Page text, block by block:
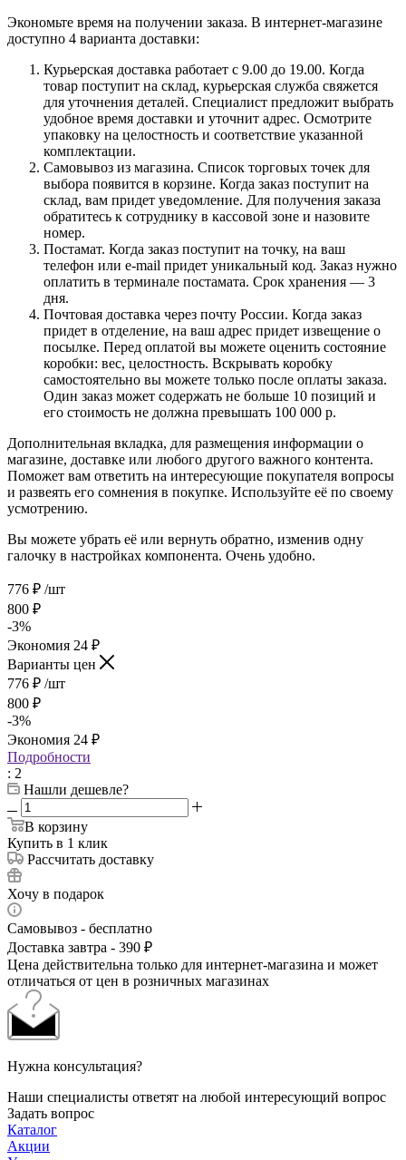
Экономьте время на получении заказа. В интернет-магазине
доступно 4 варианта доставки:
Курьерская доставка работает с 9.00 до 19.00. Когда
товар поступит на склад, курьерская служба свяжется
для уточнения деталей. Специалист предложит выбрать
удобное время доставки и уточнит адрес. Осмотрите
упаковку на целостность и соответствие указанной
комплектации.
Самовывоз из магазина. Список торговых точек для
выбора появится в корзине. Когда заказ поступит на
склад, вам придет уведомление. Для получения заказа
обратитесь к сотруднику в кассовой зоне и назовите
номер.
Постамат. Когда заказ поступит на точку, на ваш
телефон или e-mail придет уникальный код. Заказ нужно
оплатить в терминале постамата. Срок хранения — 3
дня.
Почтовая доставка через почту России. Когда заказ
придет в отделение, на ваш адрес придет извещение о
посылке. Перед оплатой вы можете оценить состояние
коробки: вес, целостность. Вскрывать коробку
самостоятельно вы можете только после оплаты заказа.
Один заказ может содержать не больше 10 позиций и
его стоимость не должна превышать 100 000 р.
Дополнительная вкладка, для размещения информации о
магазине, доставке или любого другого важного контента.
Поможет вам ответить на интересующие покупателя вопросы
и развеять его сомнения в покупке. Используйте её по своему
усмотрению.
Вы можете убрать её или вернуть обратно, изменив одну
галочку в настройках компонента. Очень удобно.
776 ₽ /шт
800 ₽
-3%
Экономия 24 ₽
Варианты цен
776 ₽ /шт
800 ₽
-3%
Экономия 24 ₽
Подробности
: 2
Нашли дешевле?
В корзину
Купить в 1 клик
Рассчитать доставку
Хочу в подарок
Самовывоз - бесплатно
Доставка завтра - 390 ₽
Цена действительна только для интернет-магазина и может
отличаться от цен в розничных магазинах
Нужна консультация?
Наши специалисты ответят на любой интересующий вопрос
Задать вопрос
Каталог
Акции